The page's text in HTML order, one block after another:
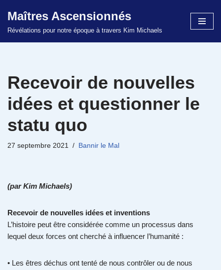
Aller
Maîtres Ascensionnés
Révélations pour notre époque à travers Kim Michaels
Recevoir de nouvelles
idées et questionner le
statu quo
27 septembre 2021 Bannir le Mal
(par Kim Michaels)
Recevoir de nouvelles idées et inventions
L’histoire peut être considérée comme un processus dans
lequel deux forces ont cherché à influencer l’humanité :
• Les êtres déchus ont tenté de nous contrôler ou de nous